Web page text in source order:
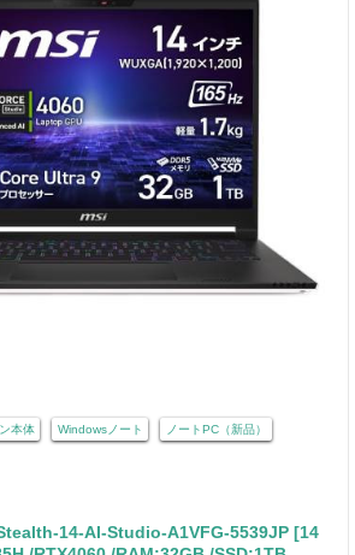
本体 Windowsノート ノートPC（新品）
14-AI-Studio-A1VFG-5539JP [14